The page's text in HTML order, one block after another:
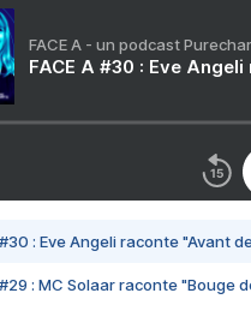
FACE A - un podcast
FACE A #30 : Eve
#30 : Eve Angeli raconte "Avant
#29 : MC Solaar raconte "Bouge